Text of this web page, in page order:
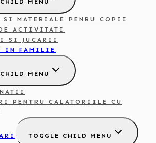
MENU
SI MATERIALE PENRU COPII
ACTIVITATI
SI JUCARII
IN FAMILIE
MENU
PENTRU CALATORIILE CU
TOGGLE CHILD MENU